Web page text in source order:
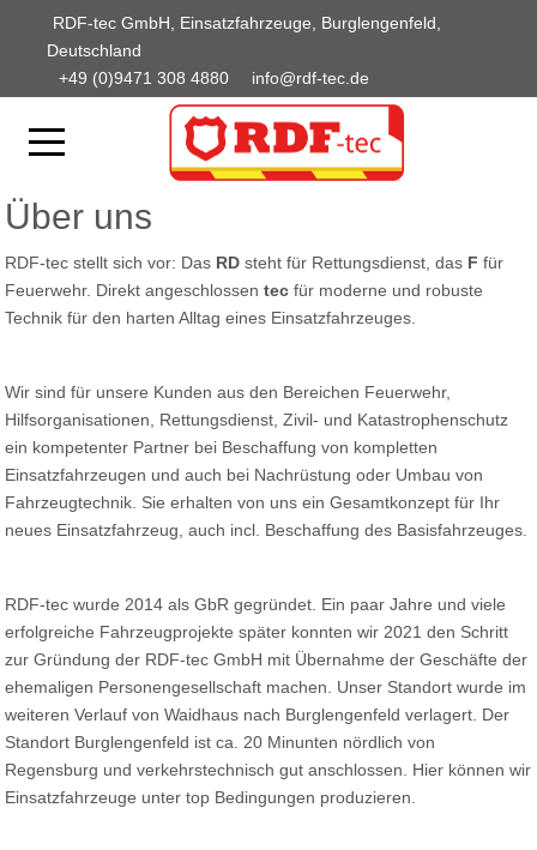
RDF-tec GmbH, Einsatzfahrzeuge, Burglengenfeld,
Deutschland
+49 (0)9471 308 4880
info@rdf-tec.de
Über uns
RDF-tec stellt sich vor: Das RD steht für Rettungsdienst, das F für
Feuerwehr. Direkt angeschlossentec für moderne und robuste
Technik für den harten Alltag eines Einsatzfahrzeuges.
Wir sind für unsere Kunden aus den Bereichen Feuerwehr,
Hilfsorganisationen, Rettungsdienst, Zivil- und Katastrophenschutz
ein kompetenter Partner bei Beschaffung von kompletten
Einsatzfahrzeugen und auch bei Nachrüstung oder Umbau von
Fahrzeugtechnik. Sie erhalten von uns ein Gesamtkonzept für Ihr
neues Einsatzfahrzeug, auch incl. Beschaffung des Basisfahrzeuges.
RDF-tec wurde 2014 als GbR gegründet. Ein paar Jahre und viele
erfolgreiche Fahrzeugprojekte später konnten wir 2021 den Schritt
zur Gründung der RDF-tec GmbH mit Übernahme der Geschäfte der
ehemaligen Personengesellschaft machen. Unser Standort wurde im
weiteren Verlauf von Waidhaus nach Burglengenfeld verlagert. Der
Standort Burglengenfeld ist ca. 20 Minunten nördlich von
Regensburg und verkehrstechnisch gut anschlossen. Hier können wir
Einsatzfahrzeuge unter top Bedingungen produzieren.